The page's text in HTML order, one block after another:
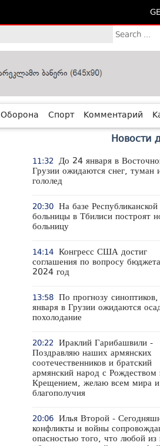
Оборона Спорт Комментарий
Новости
11:32
До 24 января в
Грузии ожидаются снег, туман
гололед
20:30 На базе Республиканской
больницы в Тбилиси построят
больницу
14:14 Конгресс США достиг
соглашения по вопросу
2024 год
13:58 По прогнозу
января в Грузии ожидаются
похолодание
20:22
Ираклий Гарибашвили -
Поздравляю наших армянских
соотечественников и братский
армянский народ с Рождеством
Крещением, желаю всем мира и
благополучия
20:06 Илья Второй -
конфликты и войны
опасностью того, что любой из